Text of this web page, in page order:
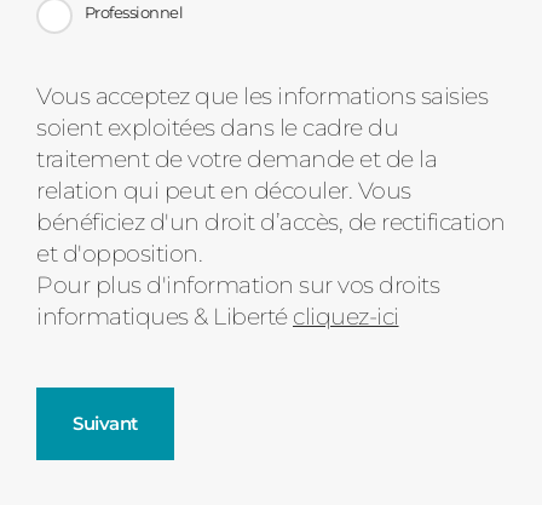
Professionnel
Message
d'état
Vous acceptez que les informations saisies
soient exploitées dans le cadre du
traitement de votre demande et de la
relation qui peut en découler. Vous
bénéficiez d'un droit d’accès, de rectification
et d'opposition.
Pour plus d'information sur vos droits
informatiques & Liberté cliquez-ici
Suivant